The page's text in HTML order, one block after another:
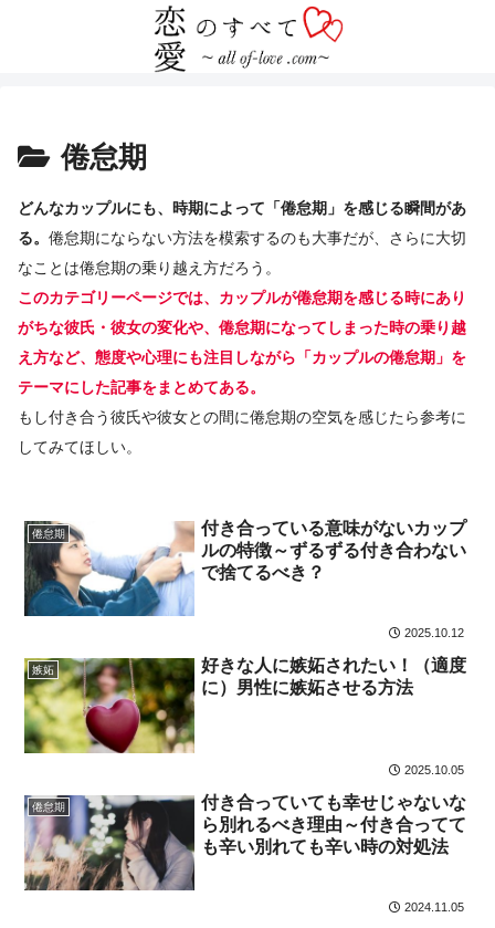
倦怠期
どんなカップルにも、時期によって「倦怠期」を感じる瞬間があ
る。 倦怠期にならない方法を模索するのも大事だが、さらに大切
なことは倦怠期の乗り越え方だろう。
このカテゴリーページでは、カップルが倦怠期を感じる時にあり
がちな彼氏・彼女の変化や、倦怠期になってしまった時の乗り越
え方など、態度や心理にも注目しながら「カップルの倦怠期」を
テーマにした記事をまとめてある。
もし付き合う彼氏や彼女との間に倦怠期の空気を感じたら参考に
してみてほしい。
倦怠期
付き合っている意味がないカップ
ルの特徴～ずるずる付き合わない
で捨てるべき？
2025.10.12
嫉妬
好きな人に嫉妬されたい！（適度
に）男性に嫉妬させる方法
2025.10.05
倦怠期
付き合っていても幸せじゃないな
ら別れるべき理由～付き合ってて
も辛い別れても辛い時の対処法
2024.11.05